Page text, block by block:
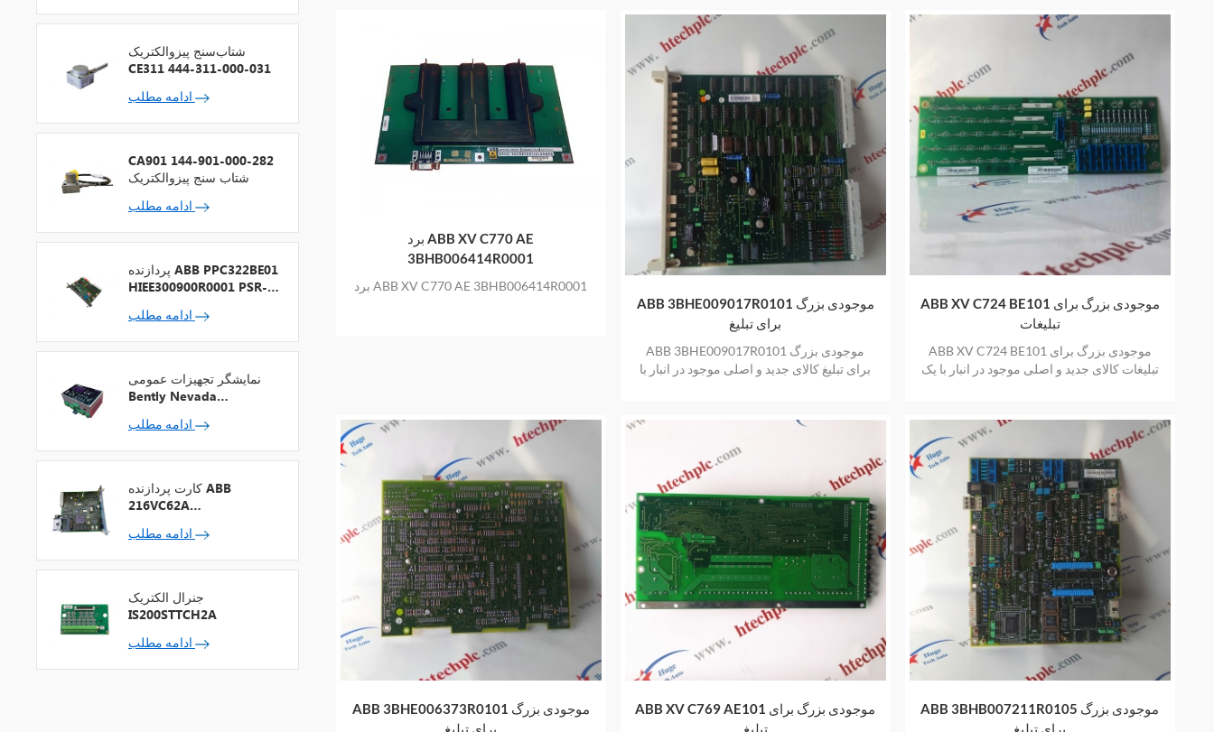
برد ABB XV C770 AE
3BHB006414R0001
برد ABB XV C770 AE 3BHB006414R0001
ABB 3BHE009017R0101 موجودی بزرگ
برای تبلیغ
ABB 3BHE009017R0101 موجودی بزرگ
برای تبلیغ کالای جدید و اصلی موجود در انبار با
ABB XV C724 BE101 موجودی بزرگ برای
تبلیغات
ABB XV C724 BE101 موجودی بزرگ برای
تبلیغات کالای جدید و اصلی موجود در انبار با یک
ABB 3BHE006373R0101 موجودی بزرگ
برای تبلیغ
ABB XV C769 AE101 موجودی بزرگ برای
تبلیغ
ABB 3BHB007211R0105 موجودی بزرگ
برای تبلیغ
شتاب‌سنج پیزوالکتریک
CE311 444-311-000-031
CA901 144-901-000-282
شتاب سنج پیزوالکتریک
پردازنده ABB PPC322BE01
HIEE300900R0001 PSR-2
نمایشگر تجهیزات عمومی
Bently Nevada
00
کارت پردازنده ABB
216VC62A
جنرال الکتریک
IS200STTCH2A